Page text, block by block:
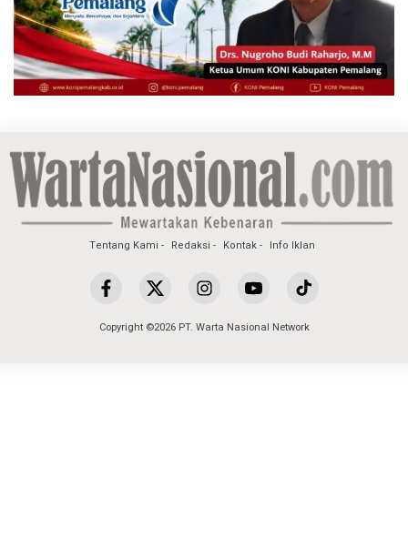
Tentang Kami Redaksi Kontak Info Iklan
Copyright ©2026 PT. Warta Nasional Network